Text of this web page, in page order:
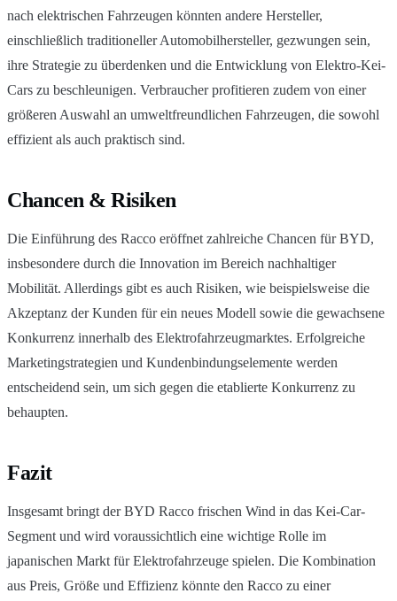
nach elektrischen Fahrzeugen könnten andere Hersteller,
einschließlich traditioneller Automobilhersteller, gezwungen sein,
ihre Strategie zu überdenken und die Entwicklung von Elektro-Kei-
Cars zu beschleunigen. Verbraucher profitieren zudem von einer
größeren Auswahl an umweltfreundlichen Fahrzeugen, die sowohl
effizient als auch praktisch sind.
Chancen & Risiken
Die Einführung des Racco eröffnet zahlreiche Chancen für BYD,
insbesondere durch die Innovation im Bereich nachhaltiger
Mobilität. Allerdings gibt es auch Risiken, wie beispielsweise die
Akzeptanz der Kunden für ein neues Modell sowie die gewachsene
Konkurrenz innerhalb des Elektrofahrzeugmarktes. Erfolgreiche
Marketingstrategien und Kundenbindungselemente werden
entscheidend sein, um sich gegen die etablierte Konkurrenz zu
behaupten.
Fazit
Insgesamt bringt der BYD Racco frischen Wind in das Kei-Car-
Segment und wird voraussichtlich eine wichtige Rolle im
japanischen Markt für Elektrofahrzeuge spielen. Die Kombination
aus Preis, Größe und Effizienz könnte den Racco zu einer